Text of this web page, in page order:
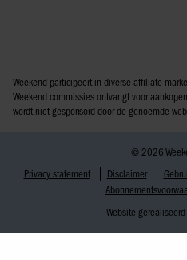
Weekend participeert in diverse affiliate
Weekend commissies ontvangt voor
wordt niet gesponsord door de genoemde
© 2026
Privacy statement
Disclaimer
Website